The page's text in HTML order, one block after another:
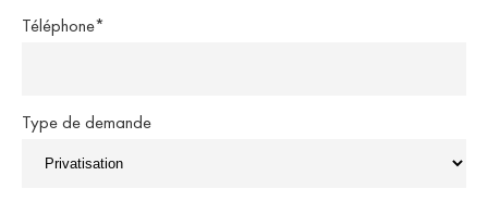
Téléphone*
Type de demande